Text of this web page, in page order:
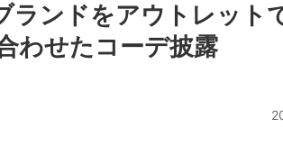
ランドをアウトレット
わせたコーデ披露